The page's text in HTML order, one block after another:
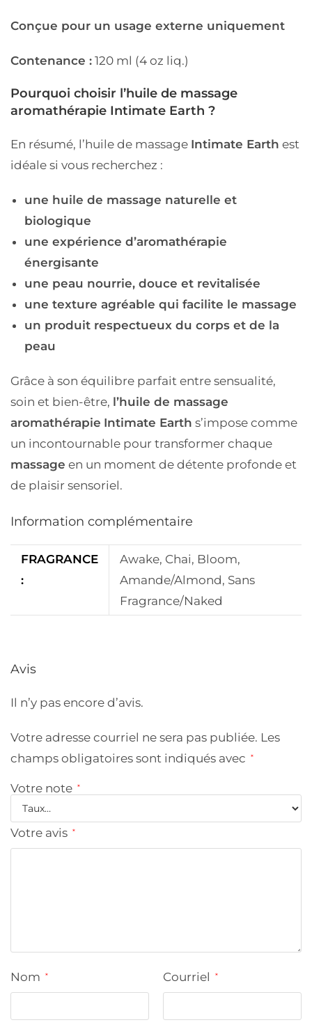
Conçue pour un usage externe uniquement
Contenance : 120 ml (4 oz liq.)
Pourquoi choisir l’huile de massage
aromathérapie Intimate Earth ?
En résumé, l’huile de massage Intimate Earth est
idéale si vous recherchez :
une huile de massage naturelle et
biologique
une expérience d’aromathérapie
énergisante
une peau nourrie, douce et revitalisée
une texture agréable qui facilite le massage
un produit respectueux du corps et de la
peau
Grâce à son équilibre parfait entre sensualité,
soin et bien-être, l’huile de massage
aromathérapie Intimate Earth s’impose comme
un incontournable pour transformer chaque
massage en un moment de détente profonde et
de plaisir sensoriel.
Information complémentaire
FRAGRANCE
:
Awake, Chai, Bloom,
Amande/Almond, Sans
Fragrance/Naked
Avis
Il n’y pas encore d’avis.
Votre adresse courriel ne sera pas publiée. Les
champs obligatoires sont indiqués avec
*
Votre note *
Votre avis *
Nom * Courriel *